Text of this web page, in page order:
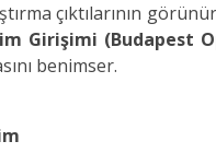
çıktılarının
Girişimi (Budapest
benimser.